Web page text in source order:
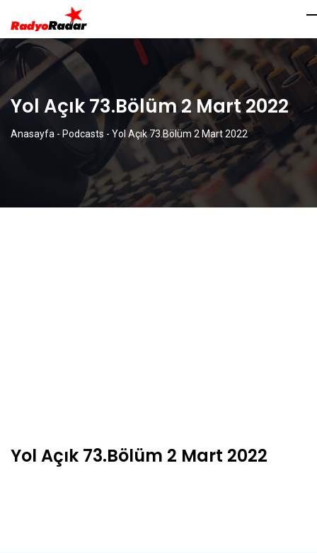
Yol Açık 73.Bölüm 2 Mart 2022
Anasayfa - Podcasts - Yol Açık 73.Bölüm 2 Mart 2022
Yol Açık 73.Bölüm 2 Mart 2022